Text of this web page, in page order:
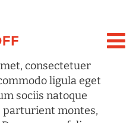
consectetuer
ligula eget
sociis natoque
parturient montes,